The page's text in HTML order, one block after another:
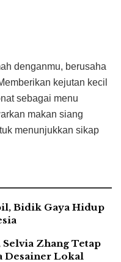
denganmu, berusaha
kejutan kecil
sebagai menu
makan siang
menunjukkan sikap
Bidik Gaya Hidup
Zhang Tetap
Desainer Lokal